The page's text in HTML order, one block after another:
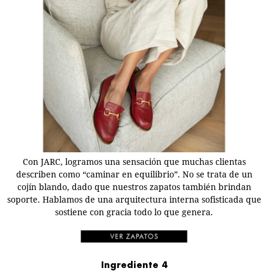
Con JARC, logramos una sensación que muchas clientas
describen como “caminar en equilibrio”. No se trata de un
cojín blando, dado que nuestros zapatos también brindan
soporte. Hablamos de una arquitectura interna sofisticada que
sostiene con gracia todo lo que genera.
Ingrediente 4